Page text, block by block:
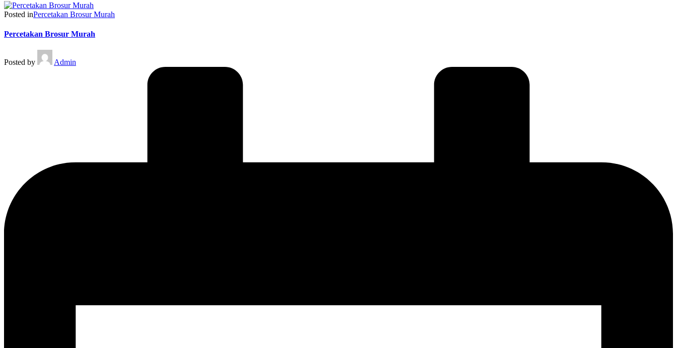
Posted inPercetakan Brosur Murah
Percetakan Brosur Murah
Posted by Admin